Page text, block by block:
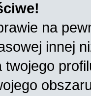
na
innej
twojego